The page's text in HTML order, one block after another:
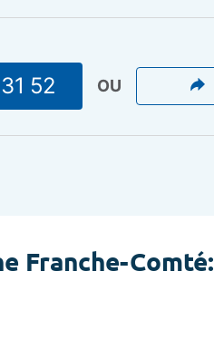
52 OU
Franche-Comté: